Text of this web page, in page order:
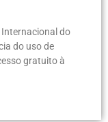
Internacional do
do uso de
gratuito à